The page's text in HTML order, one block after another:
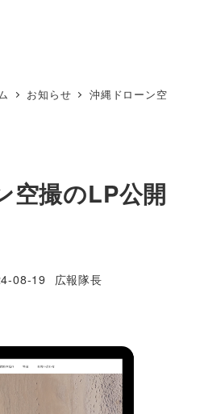
お知らせ
沖縄ドローン空
空撮のLP公開
08-19
著
広報隊長